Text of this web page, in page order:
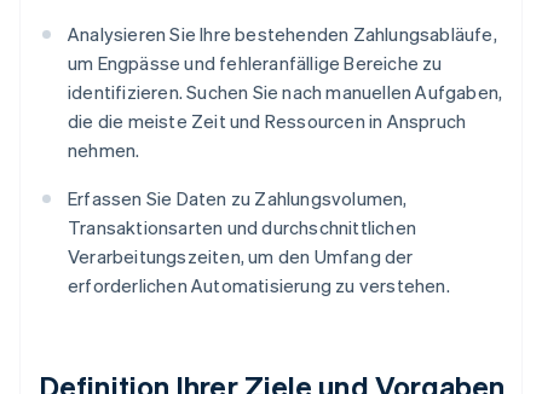
Analysieren Sie Ihre bestehenden Zahlungsabläufe,
um Engpässe und fehleranfällige Bereiche zu
identifizieren. Suchen Sie nach manuellen Aufgaben,
die die meiste Zeit und Ressourcen in Anspruch
nehmen.
Erfassen Sie Daten zu Zahlungsvolumen,
Transaktionsarten und durchschnittlichen
Verarbeitungszeiten, um den Umfang der
erforderlichen Automatisierung zu verstehen.